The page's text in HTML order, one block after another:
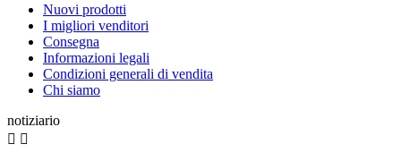
Nuovi prodotti
I migliori venditori
Consegna
Informazioni legali
Condizioni generali di vendita
Chi siamo
notiziario
 